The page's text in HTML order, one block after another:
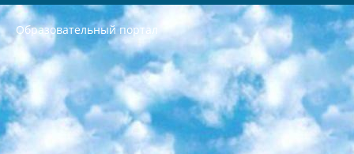
Образовательный портал
РЕСПУБЛИКА УЗБЕКИСТАН МИНИСТРЕРСТВО ДОШКОЛЬНОГО И ШКОЛЬНОГО ОБРАЗОВАНИЯ КОМАНДА в общеобразовательных учреждениях в 2023-2024 учебном году организация и проведение итоговой государственной аттестации обучающихся о Министра дошкольного и школьного образования Республики Узбекистан от 4 марта 2008 года (постановлением Минюста от 20 марта 2008 года № 1778 государственной регистрации) «Итоговое состояние учащихся общего среднего образования на основании положения об утверждении положения об аттестации общего среднего образования выпускной экзамен студентов в образовательных учреждениях в 2023-2024 учебном году В целях организации и прохождения аттестации приказываю: 1. Следующее: перечень предметов, по которым будет проводиться итоговая государственная аттестация и экзамен формы перевода согласно приложению 1; сертификаты международного образца, оценивающие уровень владения иностранными языками перечень согласно приложению 2; 2. Педагогический при специализированных образовательных учреждениях. научно-практический центр квалификации и международной оценки (Д.Давидова) 2024 г. До 25 марта: задания по предметам, по которым будет проводиться итоговая аттестация разработка и утверждение технических условий; итоговая аттестация на основании разработанного предметного задания разработка вопросов по предметам (устно и письменно), экзамен передача; общеобразовательные средние школы и специальные учебные заведения учащиеся выпускных классов школ и интернатов в агентской системе подготовка базы данных экзаменационных материалов и критериев оценки; перевод базы экзаменационных материалов на все языки обучения подать в Республиканский образовательный центр для изготовления; варианты экзаменов на основе разработанных контрольных материалов пусть будут поставлены задачи формирования. 3. Республиканский образовательный центр (Ш.Худайкулов) до 5 апреля 2024 года. до: база данных предоставленных экзаменационных материалов на все языки обучения перевод и экспертиза; для слепых, слабовидящих, глухих, слабослышащих и умственно отсталых детей учащиеся выпускных классов специализированных школ и школ-интернатов база данных экзаменационных материалов на всех преподаваемых языках подготовка критериев оценки; специализированные школы для умственно отсталых детей и технологии для учащихся выпускных классов школ-интернатов разработка соответствующих рекомендаций и критериев проведения ЕГЭ по естествознанию давать задания. 4. Педагогический при специализированных образовательных учреждениях. Научно-практический центр навыков и международной оценки (Д.Давидова), Республика образовательный центр (Худайкулов Ш.) итоговый государственный аттестационный экзамен ориентирован на творческое и логическое мышление при подготовке базы материалов учитывать введение заданий. 5. Следует отметить, что: сертификат государственного образца о знании общеобразовательного предмета и как минимум национальный уровень B1 по предметам на иностранных языках, указанным в Приложении 2. или международно признанный сертификат эквивалентного уровня студенты, изучающие определенный предмет, освобождаются от экзамена; по соответствующим предметам запланирована итоговая государственная аттестация за день до дня, путем жеребьевки Рабочей группой (в письменной форме по предметам, проводимым в форме) из числа сформированных вариантов выбрано 2 варианта; 2 выбранных варианта экзамена анонсированы на официальном сайте министерства и все выпускники по всей стране на основе этих вариантов проводит итоговую государственную аттестацию. 6. Государственное образование учащихся средних общеобразовательных учреждений. знания в соответствии с квалификационными требованиями, которые необходимо приобрести на основании стандартов итоговый (выпускной) контроль для 9 и 11 классов в целях тестирования Экзамены (далее – экзамены) состоят из предметов, перечисленных в приложении 1. будет сделано. 7. Экзамены пройдут с 26 мая по 15 июня 2024 г. (кроме науки физического воспитания). 8. Физическая для учащихся 9 классов общесредних образовательных учреждений. Экзамены по предмету «Образование, квалификация медицина» 1-6 мая 2024 года. сотрудники перевести под присмотр (с отклонениями в физическом или умственном развитии) специализированная школа для детей, школы-интернаты и со сколиозом школы-интернаты санаторного типа для больных детей исключены). 9. Он был слепым, слабовидящим и имел нарушения опорно-двигательного аппарата. экзамены в специализированных школах и интернатах для детей должны проводиться исходя из требований, предъявляемых к общеобразовательным учреждениям (физкультура кроме науки). 10. Специализированная школа для глухих и слабослышащих детей. и экзамены в интернатах и быть реализован в виде письменного теста по математике. 11. Специальность для умственно отсталых детей. Для 9 класса Родной язык и литературное письмо Государственный язык (язык обучения – узбекский). для неклассов) написано Математическое письмо Письменная/устная история Узбекистана Физическое воспитание практично Итоговый контроль Для 11 класса Написание родного языка и литературы (эссе) Математическое письмо Узбекский язык (обучение на узбекском языке) не посещающее общее среднее образование для учреждений)/Образовательное учреждение выбор письменный и устный Иностранный язык письменный/устный Письменная/устная история Узбекистана *По выбору студента:  Химия  Физика  Основы государственного права  География 10 бесплатных образовательных ресурсов - Мы составили подборку онлайн-проектов с интерактивными упражнениями, видеолекциями и статьями. Они помогут вам обрести новые и освежить старые знания бесплатно. 1. «ИНТУИТ» Старейшая образовательная площадка Рунета. Здесь вы найдёте сотни текстовых и видеокурсов на десятки различных тем — от программирования до психологии. Многие курсы подготовлены российскими университетами и крупными международными компаниями вроде Intel и Microsoft. Самостоятельное обучение бесплатное, но желающие могут оплатить услуги персональных наставников. 2. «Смартия» знакомит с актуальными профессиями и подсказывает, как им обучаться. Выбрав заинтересовавшую вас специальность — SMM-специалист, фотограф, веб-дизайнер или другую, — увидите список необходимых для неё умений. Чтобы вы могли освоить их самостоятельно, для каждого умения площадка отображает подборку ссылок на учебные материалы. Хотя «Смартия» ориентируется на русскоязычную аудиторию, часть контента всё же доступна только на английском. 3. «Лекторий Физтеха» Проект Московского физико-технического института (Физтеха). С его помощью вы можете смотреть онлайн серии лекций, записанные на видео в этом вузе. В числе доступных предметов — физика, биология, химия, информационные технологии и другие. К некоторым лекциям администрация ресурса прилагает готовые конспекты, которые можно скачивать в PDF-формате. 4. ITMOcourses Онлайн-площадка Санкт-Петербургского национального исследовательского университета информационных технологий, механики и оптики (ИТМО). Ресурс предоставляет свободный доступ к курсам, разработанным в этом вузе. Каталог материалов разбит на четыре категории: «Оптические системы и технологии», «Приборостроение и робототехника», «Информационные технологии» и «Биотехнологии». Курсы состоят из видеолекций, интерактивных демонстраций и заданий. 5. «КиберЛенинка» Электронная научная библиотека открытого доступа. Каталог площадки регулярно обрастает текстами статей из различных научных изданий. Сгруппированные по журналам и рубрикам публикации можно читать онлайн или скачивать целиком в PDF-формате. Проект нацелен на популяризацию науки за счёт открытого доступа к качественной информации. 6. «ПостНаука» На этом ресурсе публикуют подборки видеолекций, составленные экспертами из разных отраслей и объединённые общими темами. Среди них, к примеру, есть серии «Биоинформатика и геномика», «Культура средневековой Скандинавии» и Cinema Studies о теории кино. Каждая подборка лекций — логически связанная история, рассказанная экспертом от первого лица. Кроме того, на сайте появляются научно-образовательные статьи и тесты на разные темы. 7. «Newочём» Команда проекта «Newочём» отбирает самые интересные тексты из англоязычных СМИ и переводит те из них, за которые голосуют участники сообщества «ВКонтакте». По большей части это научно-популярные статьи. Редакторы придумывают лишь заголовки, в остальном содержание переводов соответствует оригиналам. Полные тексты можно читать прямо в социальной сети. 8. InternetUrok Онлайн-база материалов по основным дисциплинам школьной программы. Информация на сайте структурирована по классам, предметам и темам (урокам). Каждый урок состоит из видеолекций и конспектов. Есть также интерактивные тренажёры и тесты для закрепления пройденного материала. Даже если вы давно окончили школу, возможность повторить программу старших классов всегда может пригодиться. 9. Edutainme Ещё один ресурс об образовании. В отличие от Newtonew, как мне кажется, Edutainme больше ориентируется на представителей индустрии: педагогов, предпринимателей, разработчиков образовательных проектов. Но и любой, кто просто стремится к саморазвитию, найдёт на сайте много полезного и интересного для себя. Например, информацию о новых курсах и образовательных сервисах. 10. Newtonew Онлайн-медиа об образовании и обучении в широком смысле. Авторы Newtonew пишут об инструментах, заведениях, тактиках и стратегиях, которые помогают учить других и получать новые знания самостоятельно. На этой площадке вы найдёте новости, обзоры, аналитические мат